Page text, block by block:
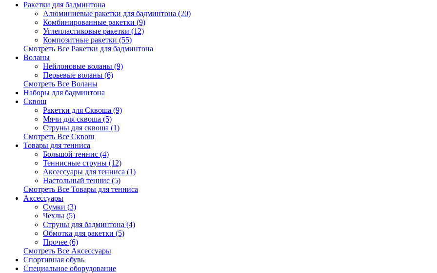
Ракетки для бадминтона
Алюминиевые ракетки для бадминтона (20)
Комбинированные ракетки (9)
Углепластиковые ракетки (12)
Композитные ракетки (55)
Смотреть Все Ракетки для бадминтона
Воланы
Нейлоновые воланы (9)
Перьевые воланы (6)
Смотреть Все Воланы
Наборы для бадминтона
Сквош
Ракетки для Сквоша (9)
Мячи для сквоша (5)
Cтруны для сквоша (1)
Смотреть Все Сквош
Товары для тенниса
Большой теннис (4)
Теннисные струны (12)
Аксессуары для тенниса (1)
Настольный теннис (5)
Смотреть Все Товары для тенниса
Аксессуары
Сумки (3)
Чехлы (5)
Струны для бадминтона (4)
Обмотка для ракетки (5)
Прочее (6)
Смотреть Все Аксессуары
Спортивная обувь
Специальное оборудование